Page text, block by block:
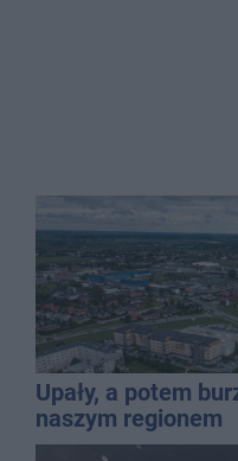
Upały, a potem
naszym regionem